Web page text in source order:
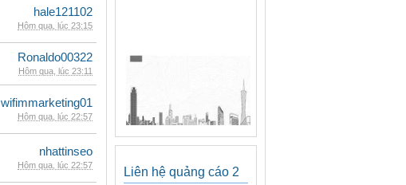
hale121102
Hôm qua, lúc 23:15
Ronaldo00322
Hôm qua, lúc 23:11
wifimmarketing01
Hôm qua, lúc 22:57
nhattinseo
Hôm qua, lúc 22:57 Liên hệ quảng cáo 2